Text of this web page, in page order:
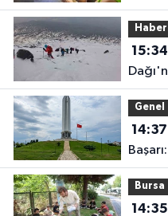
Çatı
15:34
Genel
14:37
Bursa
14:35